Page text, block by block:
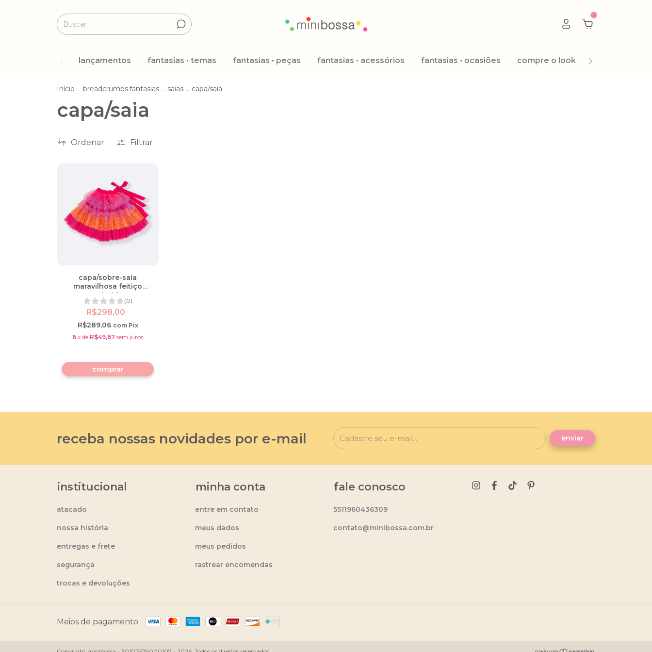
0
lançamentos fantasias • temas fantasias • peças fantasias • acessórios fantasias • ocasiões compre o look
Início . breadcrumbs.fantasias . saias . capa/saia
capa/saia
Ordenar Filtrar
capa/sobre-saia
maravilhosa feitiço
colorido
(0)
R$298,00
R$289,06 com Pix
6 x de R$49,67 sem juros
receba nossas novidades por e-mail
institucional
atacado
nossa história
entregas e frete
segurança
trocas e devoluções
minha conta
entre em contato
meus dados
meus pedidos
rastrear encomendas
fale conosco
5511960436309
contato@minibossa.com.br
Meios de pagamento